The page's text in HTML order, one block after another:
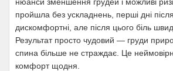
пройшла без ускладнень, перші дні
дискомфортні, але після цього біль
Результат просто чудовий — груди
спина більше не страждає. Це
комфорт щодня.